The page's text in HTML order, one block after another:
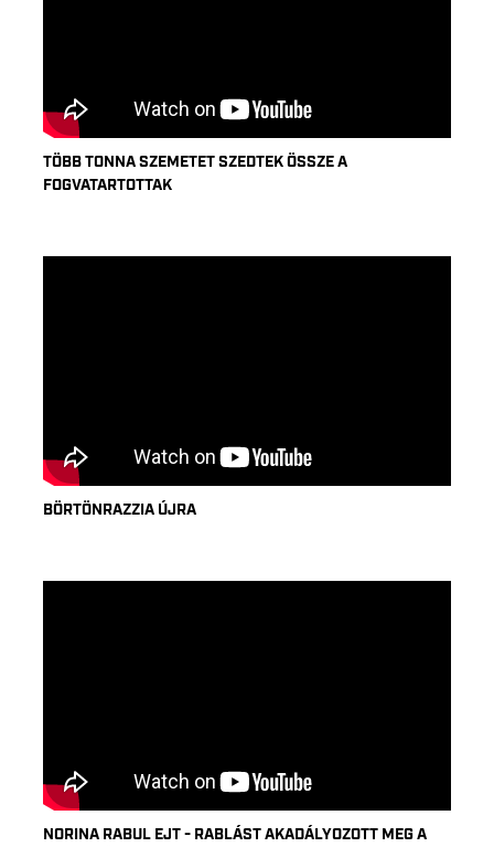
TÖBB TONNA SZEMETET SZEDTEK ÖSSZE A
FOGVATARTOTTAK
BÖRTÖNRAZZIA ÚJRA
NORINA RABUL EJT - RABLÁST AKADÁLYOZOTT MEG A